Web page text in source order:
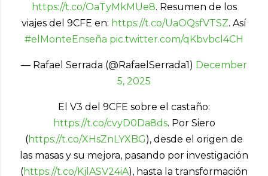
https://t.co/OaTyMkMUe8. Resumen de los
viajes del 9CFE en: https://t.co/UaOQsfVTSZ. Así
#elMonteEnseña pic.twitter.com/qKbvbcl4CH
— Rafael Serrada (@RafaelSerrada1) December
5, 2025
El V3 del 9CFE sobre el castaño:
https://t.co/cvyD0Da8ds. Por Siero
(https://t.co/XHsZnLYXBG), desde el origen de
las masas y su mejora, pasando por investigación
(https://t.co/KjlASV24iA), hasta la transformación